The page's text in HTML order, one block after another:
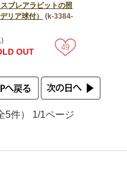
ブレアラビットの照
リア球付）
(k-3384-
)
OUT 49
5件） 1/1ページ